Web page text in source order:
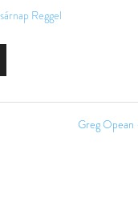
Reggel
Greg